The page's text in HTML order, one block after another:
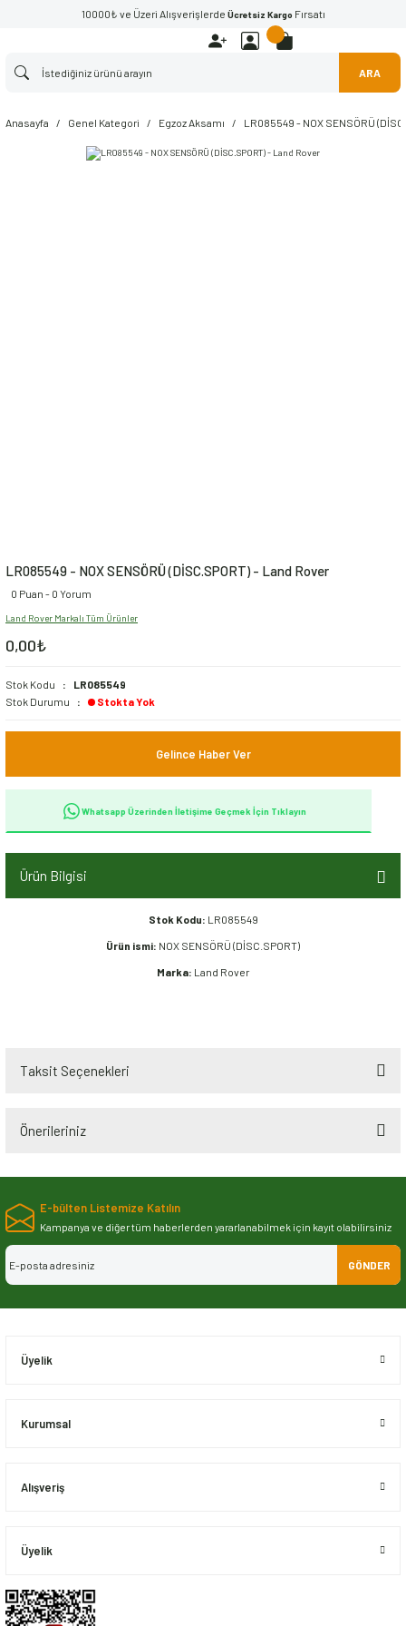
10000₺ ve Üzeri Alışverişlerde Ücretsiz Kargo Fırsatı
ARA
Anasayfa Genel Kategori Egzoz Aksamı LR085549 - NOX SENSÖRÜ
LR085549 - NOX SENSÖRÜ (DİSC.SPORT) - Land Rover
0 Puan - 0 Yorum
Land Rover Markalı Tüm Ürünler
0,00₺
Stok Kodu
LR085549
Stok Durumu
Stokta Yok
Gelince Haber Ver
Whatsapp Üzerinden İletişime Geçmek İçin Tıklayın
Ürün Bilgisi
Stok Kodu: LR085549
Ürün ismi: NOX SENSÖRÜ (DİSC.SPORT)
Marka: Land Rover
Taksit Seçenekleri
Önerileriniz
Bu ürünün fiyat bilgisi, resim, ürün açıklamalarında ve diğer konularda
iletebilirsiniz.
Görüş ve önerileriniz için teşekkür ederiz.
Ürün resmi kalitesiz, bozuk veya görüntülenemiyor.
E-bülten Listemize Katılın
Kampanya ve diğer tüm haberlerden yararlanabilmek için kayıt olabilirsiniz
GÖNDER
Üyelik
Kurumsal
Alışveriş
Üyelik